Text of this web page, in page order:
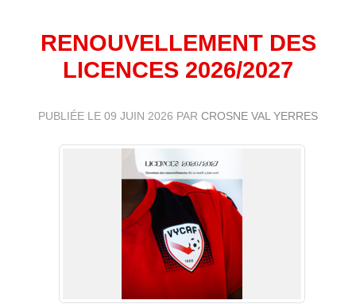
RENOUVELLEMENT DES
LICENCES 2026/2027
PUBLIÉE LE 09 JUIN 2026 PAR CROSNE VAL YERRES